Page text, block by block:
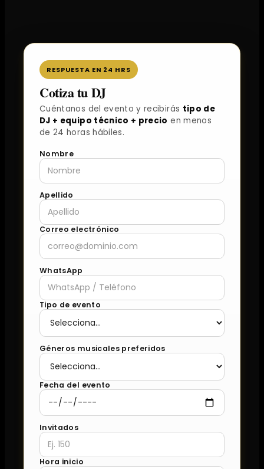
RESPUESTA EN 24 HRS
Cotiza tu DJ
Cuéntanos del evento y recibirás tipo de
DJ + equipo técnico + precio en menos
de 24 horas hábiles.
Nombre
Apellido
Correo electrónico
WhatsApp
Tipo de evento
Géneros musicales preferidos
Fecha del evento
Invitados
Hora inicio